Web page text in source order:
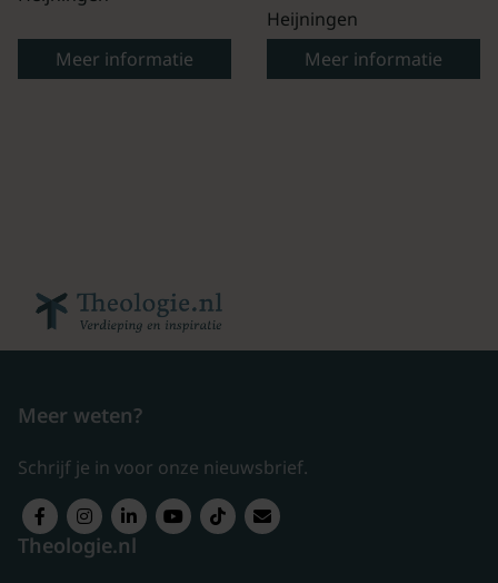
Meer informatie
Heijningen
Meer informatie
Meer weten?
Schrijf je in voor onze nieuwsbrief.
Theologie.nl